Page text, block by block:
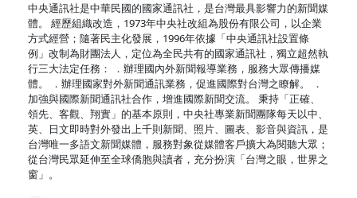
中央通訊社是中華民國的國家通訊社，是台灣最具影響力的新聞媒
體。 經歷組織改造，1973年中央社改組為股份有限公司，以企業
方式經營；隨著民主化發展，1996年依據「中央通訊社設置條
例」改制為財團法人，定位為全民共有的國家通訊社，獨立超然執
行三大法定任務： ．辦理國內外新聞報導業務，服務大眾傳播媒
體。 ．辦理國家對外新聞通訊業務，促進國際對台灣之瞭解。 ．
加強與國際新聞通訊社合作，增進國際新聞交流。 秉持「正確、
領先、客觀、翔實」的基本原則，中央社專業新聞團隊每天以中、
英、日文即時對外發出上千則新聞、照片、圖表、影音與資訊，是
台灣唯一多語文新聞媒體，服務對象從媒體客戶擴大為閱聽大眾；
從台灣民眾延伸至全球僑胞與讀者，充分扮演「台灣之眼，世界之
窗」。